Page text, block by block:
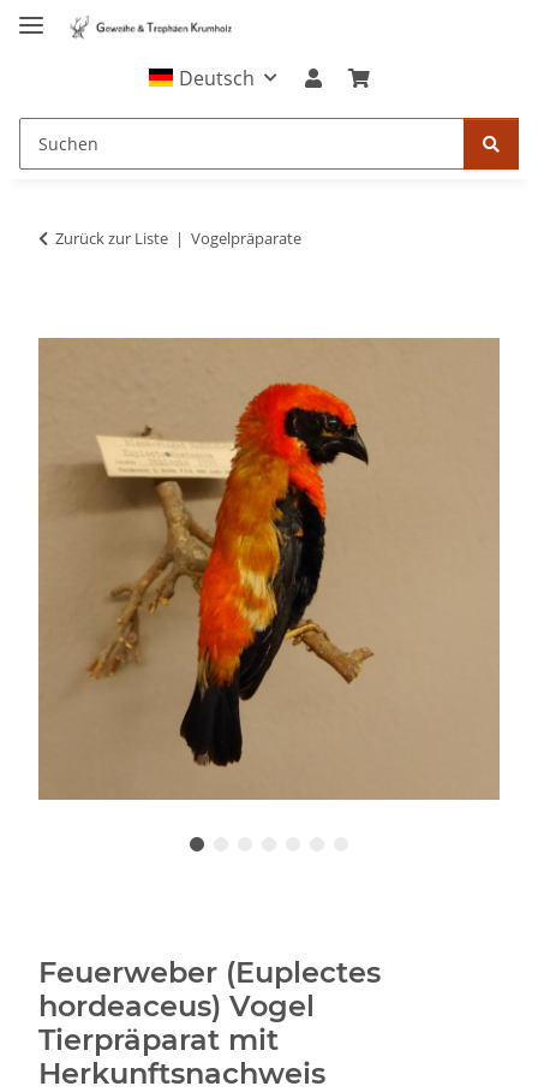
Deutsch
Zurück zur Liste Vogelpräparate
Feuerweber (Euplectes
hordeaceus) Vogel
Tierpräparat mit
Herkunftsnachweis